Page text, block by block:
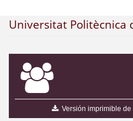
Universitat Politècnica
Versión imprimible